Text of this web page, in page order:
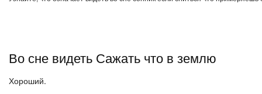
Во сне видеть Сажать что в землю
Хороший.